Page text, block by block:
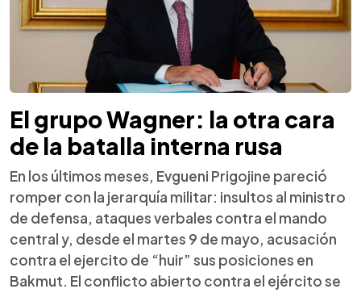
El grupo Wagner: la otra cara
de la batalla interna rusa
En los últimos meses, Evgueni Prigojine pareció
romper con la jerarquía militar: insultos al ministro
de defensa, ataques verbales contra el mando
central y, desde el martes 9 de mayo, acusación
contra el ejercito de “huir” sus posiciones en
Bakmut. El conflicto abierto contra el ejército se